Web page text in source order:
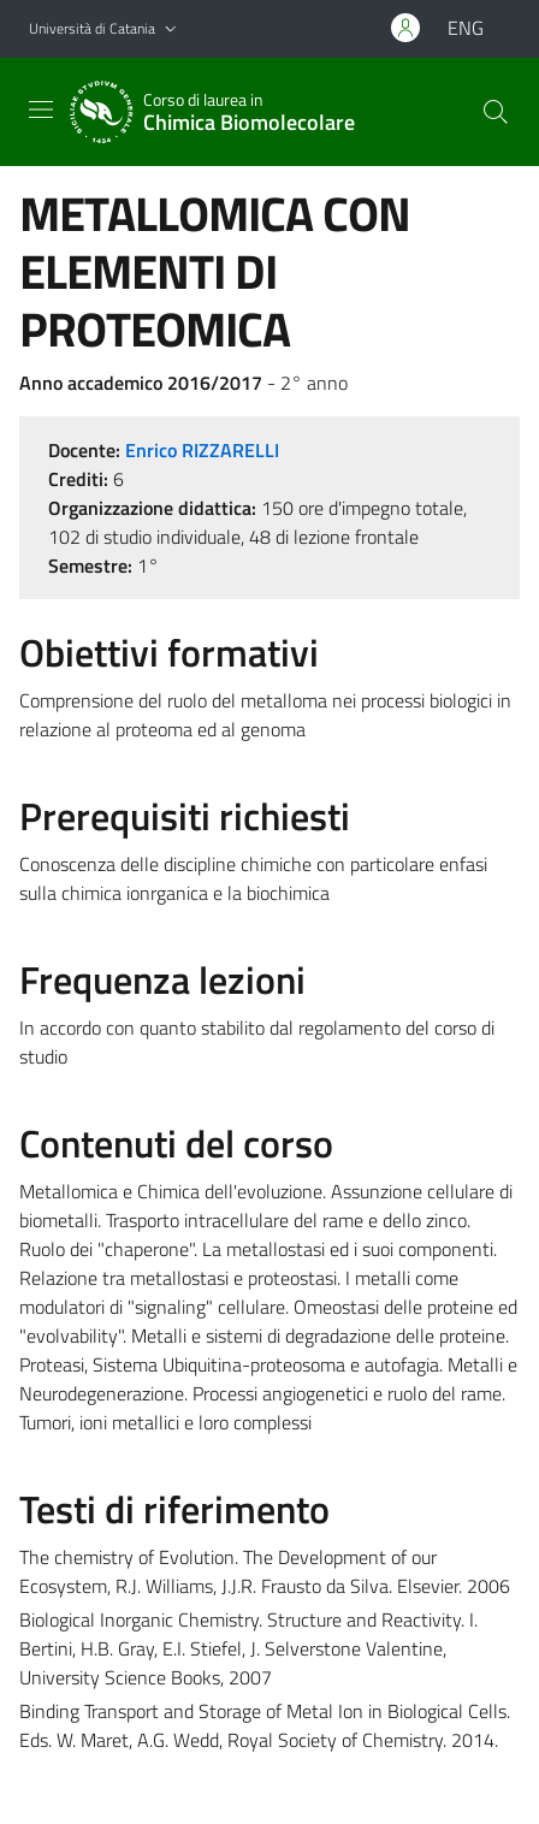
Vai al contenuto principale
Vai al menu di navigazione
Università di Catania ENG
Corso di laurea in
Chimica Biomolecolare
METALLOMICA CON
ELEMENTI DI
PROTEOMICA
Anno accademico 2016/2017 - 2° anno
Docente: Enrico RIZZARELLI
Crediti: 6
Organizzazione didattica: 150 ore d'impegno totale,
102 di studio individuale, 48 di lezione frontale
Semestre: 1°
Obiettivi formativi
Comprensione del ruolo del metalloma nei processi biologici in
relazione al proteoma ed al genoma
Prerequisiti richiesti
Conoscenza delle discipline chimiche con particolare enfasi
sulla chimica ionrganica e la biochimica
Frequenza lezioni
In accordo con quanto stabilito dal regolamento del corso di
studio
Contenuti del corso
Metallomica e Chimica dell'evoluzione. Assunzione cellulare di
biometalli. Trasporto intracellulare del rame e dello zinco.
Ruolo dei "chaperone". La metallostasi ed i suoi componenti.
Relazione tra metallostasi e proteostasi. I metalli come
modulatori di "signaling" cellulare. Omeostasi delle proteine ed
"evolvability". Metalli e sistemi di degradazione delle proteine.
Proteasi, Sistema Ubiquitina-proteosoma e autofagia. Metalli e
Neurodegenerazione. Processi angiogenetici e ruolo del rame.
Tumori, ioni metallici e loro complessi
Testi di riferimento
The chemistry of Evolution. The Development of our
Ecosystem, R.J. Williams, J.J.R. Frausto da Silva. Elsevier. 2006
Biological Inorganic Chemistry. Structure and Reactivity. I.
Bertini, H.B. Gray, E.I. Stiefel, J. Selverstone Valentine,
University Science Books, 2007
Binding Transport and Storage of Metal Ion in Biological Cells.
Eds. W. Maret, A.G. Wedd, Royal Society of Chemistry. 2014.